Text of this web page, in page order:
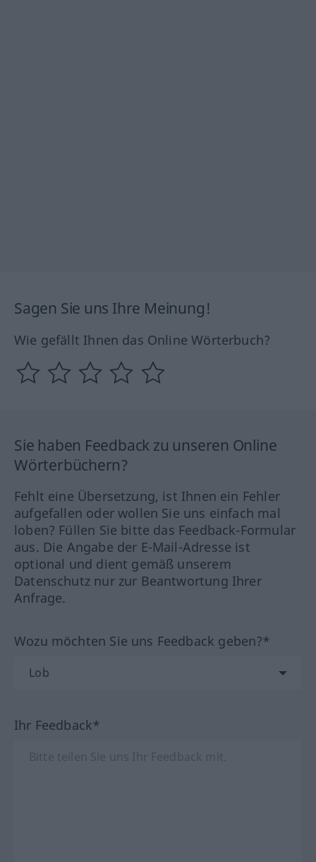
Sagen Sie uns Ihre Meinung!
Wie gefällt Ihnen das Online Wörterbuch?
Sie haben Feedback zu unseren Online
Wörterbüchern?
Fehlt eine Übersetzung, ist Ihnen ein Fehler
aufgefallen oder wollen Sie uns einfach mal
loben? Füllen Sie bitte das Feedback-Formular
aus. Die Angabe der E-Mail-Adresse ist
optional und dient gemäß unserem
Datenschutz nur zur Beantwortung Ihrer
Anfrage.
Wozu möchten Sie uns Feedback geben?*
Ihr Feedback*